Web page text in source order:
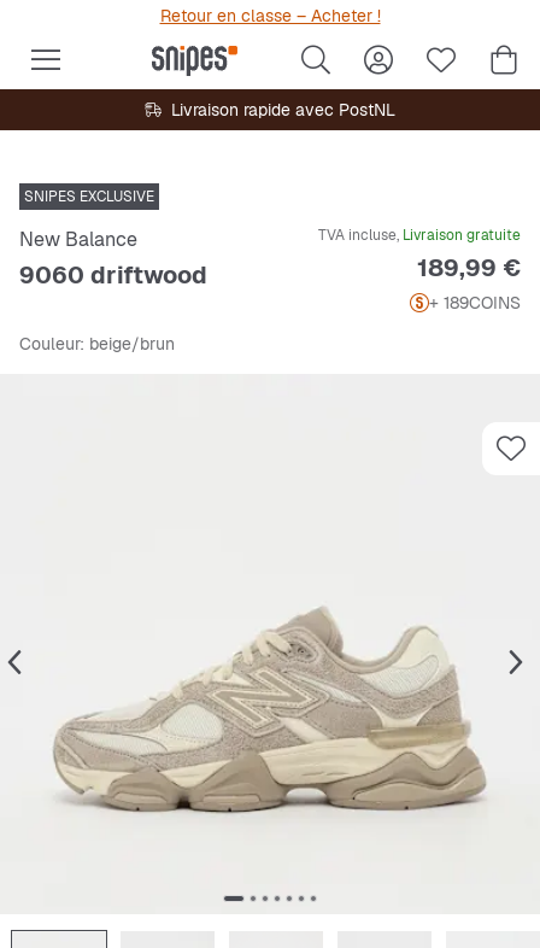
Retour en classe – Acheter !
Livraison rapide avec PostNL
SNIPES EXCLUSIVE
New Balance
9060 driftwood
TVA incluse, Livraison gratuite
Prix
189,99 €
+ 189COINS
Couleur: beige/brun